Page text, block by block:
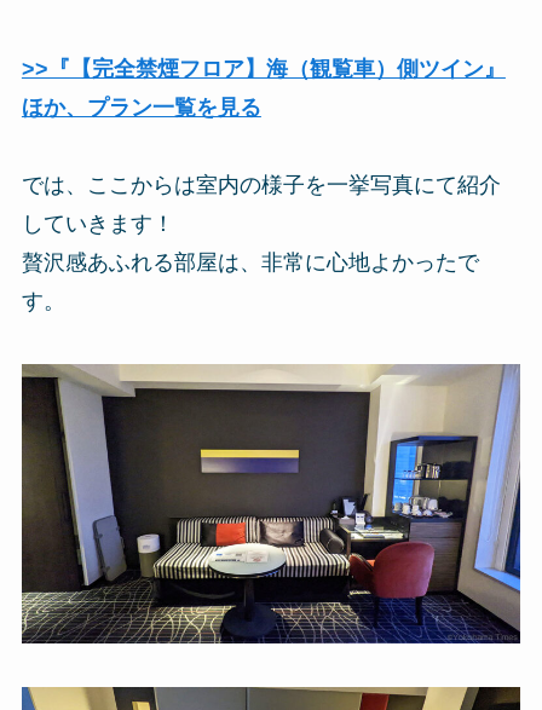
>>『【完全禁煙フロア】海（観覧車）側ツイン』
ほか、プラン一覧を見る
では、ここからは室内の様子を一挙写真にて紹介
していきます！
贅沢感あふれる部屋は、非常に心地よかったで
す。